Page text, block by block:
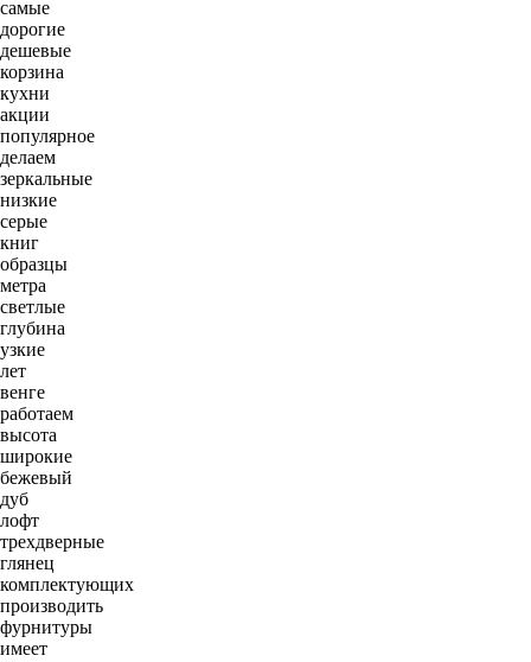
самые
дорогие
дешевые
корзина
кухни
акции
популярное
делаем
зеркальные
низкие
серые
книг
образцы
метра
светлые
глубина
узкие
лет
венге
работаем
высота
широкие
бежевый
дуб
лофт
трехдверные
глянец
комплектующих
производить
фурнитуры
имеет